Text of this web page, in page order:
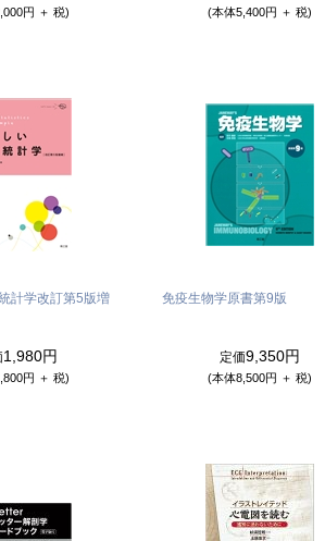
円 ＋ 税) (本体5,400円 ＋ 税)
計学改訂第5版増
1,980円
円 ＋ 税)
免疫生物学原書第9版
定価9,350円
(本体8,500円 ＋ 税)